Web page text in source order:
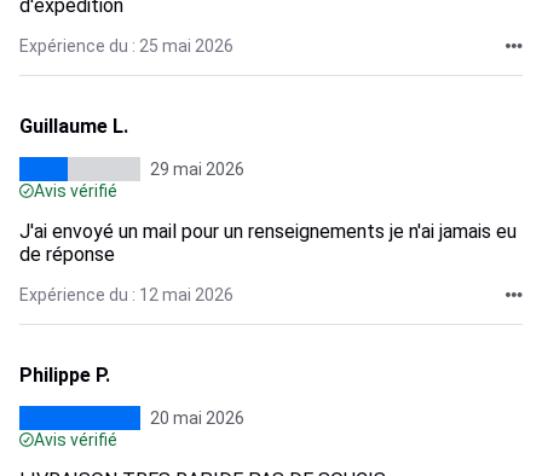
d'expédition
Expérience du : 25 mai 2026
Guillaume L.
29 mai 2026
Avis vérifié
J'ai envoyé un mail pour un renseignements je n'ai jamais eu
de réponse
Expérience du : 12 mai 2026
Philippe P.
20 mai 2026
Avis vérifié